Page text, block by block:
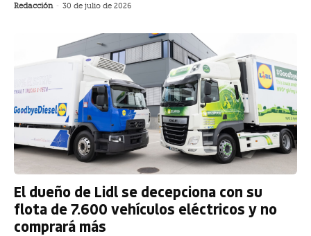
Redacción - 30 de julio de 2026
El dueño de Lidl se decepciona con su
flota de 7.600 vehículos eléctricos y no
comprará más